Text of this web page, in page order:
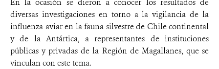
En la ocasión se dieron a conocer los resultados de
diversas investigaciones en torno a la vigilancia de la
influenza aviar en la fauna silvestre de Chile continental
y de la Antártica, a representantes de instituciones
públicas y privadas de la Región de Magallanes, que se
vinculan con este tema.